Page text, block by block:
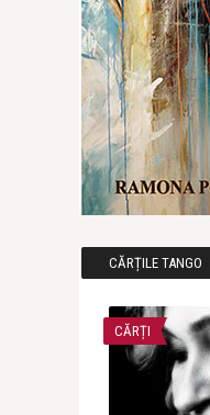
CĂRȚILE TANGO
CĂRȚI